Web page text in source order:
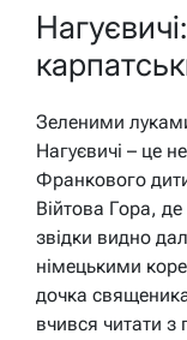
Зеленими
Нагуєвичі – це
Франкового
Війтова Гора,
звідки видно
німецькими
дочка
вчився читати